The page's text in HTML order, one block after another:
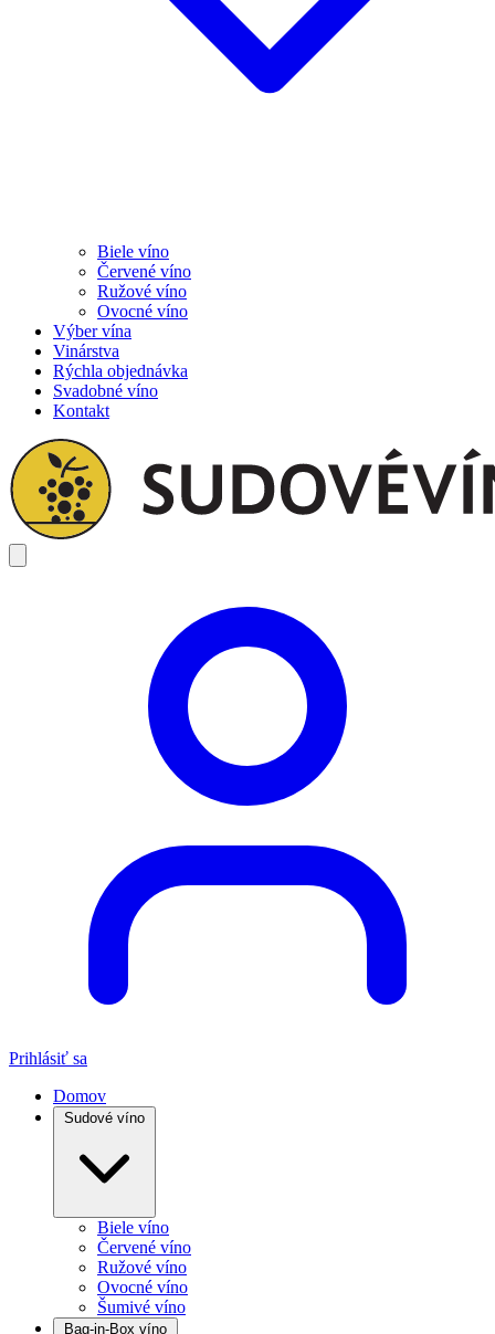
Biele víno
Červené víno
Ružové víno
Ovocné víno
Výber vína
Vinárstva
Rýchla objednávka
Svadobné víno
Kontakt
Prihlásiť sa
Domov
Sudové víno
Biele víno
Červené víno
Ružové víno
Ovocné víno
Šumivé víno
Bag-in-Box víno